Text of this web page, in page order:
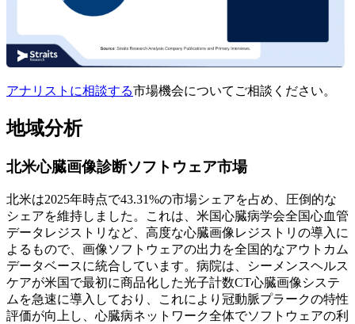
アナリストに相談する市場機会についてご相談ください。
地域分析
北米心臓画像診断ソフトウェア市場
北米は2025年時点で43.31%の市場シェアを占め、圧倒的な
シェアを維持しました。これは、米国心臓病学会全国心​​血管
データレジストリなど、高度な心臓画像レジストリの導入に
よるもので、画像ソフトウェアの出力を全国的なアウトカム
データベースに統合しています。病院は、シーメンスヘルス
ケアが米国で最初に商品化した光子計数CT心臓画像システ
ムを急速に導入しており、これにより冠動脈プラークの特性
評価が向上し、心臓病ネットワーク全体でソフトウェアの利